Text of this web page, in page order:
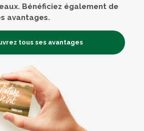
Bénéficiez également de
avantages.
tous ses avantages